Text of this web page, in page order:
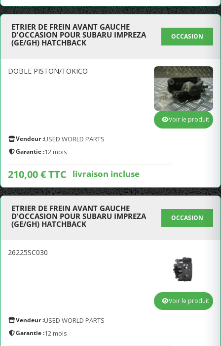
ETRIER DE FREIN AVANT GAUCHE
D'OCCASION POUR SUBARU IMPREZA
(GE/GH) HATCHBACK
OCCASION
DOBLE PISTON/TOKICO
Vendeur :USED WORLD PARTS
Garantie :12 mois
210,00 € TTC livraison incluse
Voir le produit
ETRIER DE FREIN AVANT GAUCHE
D'OCCASION POUR SUBARU IMPREZA
(GE/GH) HATCHBACK
OCCASION
26225SC030
Vendeur :USED WORLD PARTS
Garantie :12 mois
Voir le produit